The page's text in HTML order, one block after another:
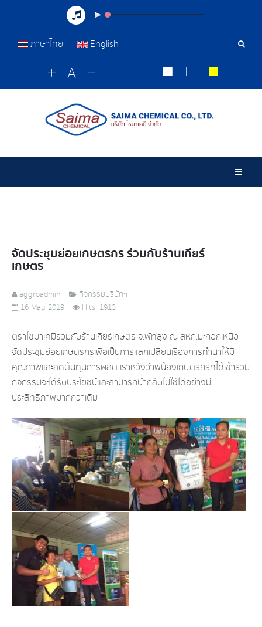
ภาษาไทย English
จัดประชุมย่อยเกษตรกร ร่วมกับร้านเกียร์
เกษตร
aggroadmin
กิจกรรมบริษัทฯ
16 May 2019
Hits: 1913
ตราไซมาเคมีร่วมกับร้านเกียร์เกษตร จ.พัทลุง ณ สหก.มะกอกเหนือ
จัดประชุมย่อยเกษตรกรเพื่อเป็นการแลกเปลี่ยนเรื่องการทำนาให้มี
คุณภาพและลดต้นทุนการผลิต เราหวังว่าพี่น้องเกษตรกรที่ได้เข้าร่วม
กิจกรรมจะได้รับประโยชน์และสามารถนำกลับไปใช้ได้อย่างมี
ประสิทธิภาพมากกว่าเดิม